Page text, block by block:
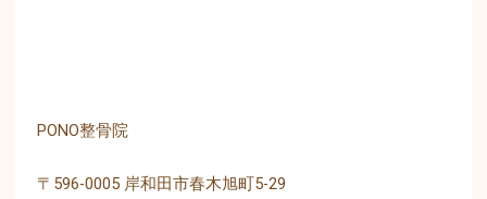
PONO整骨院
〒 596-0005 岸和田市春木旭町5-29